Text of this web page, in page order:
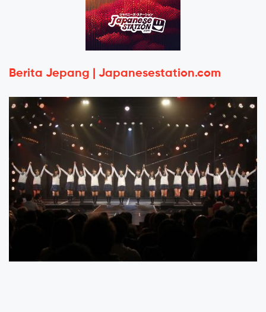
Berita Jepang | Japanesestation.com